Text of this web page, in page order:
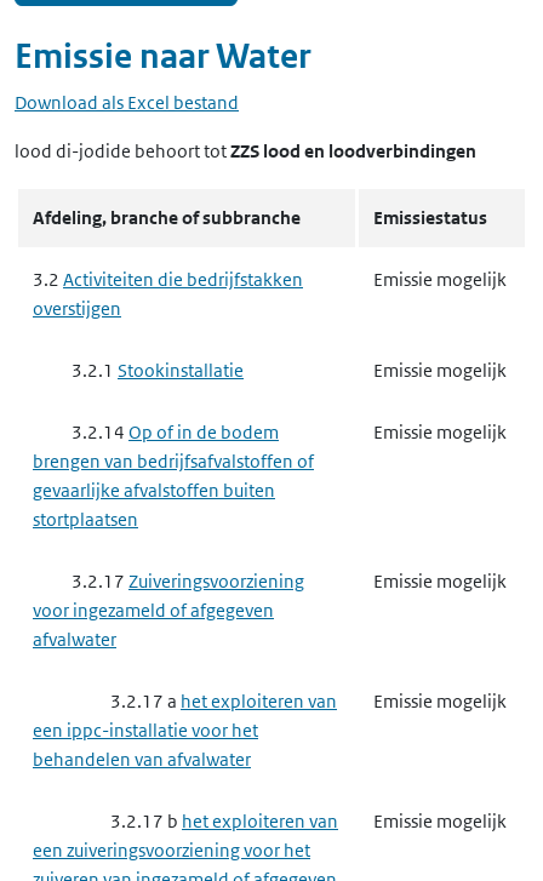
Emissie naarWater
Download als Excel bestand
lood di-jodide behoort totZZS lood en loodverbindingen
Afdeling, branche of subbranche Emissiestatus
3.2 Activiteiten die bedrijfstakken
overstijgen
Emissie mogelijk
3.2.1 Stookinstallatie Emissie mogelijk
3.2.14 Op of in de bodem
brengen van bedrijfsafvalstoffen of
gevaarlijke afvalstoffen buiten
stortplaatsen
Emissie mogelijk
3.2.17 Zuiveringsvoorziening
voor ingezameld of afgegeven
afvalwater
Emissie mogelijk
3.2.17 a het exploiteren van
een ippc-installatie voor het
behandelen van afvalwater
Emissie mogelijk
3.2.17 b het exploiteren van
een zuiveringsvoorziening voor het
Emissie mogelijk